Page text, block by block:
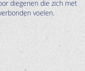
diegenen die zich met
voelen.